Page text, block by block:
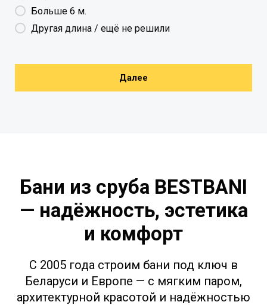
Больше 6 м.
Другая длина / ещё не решили
Далее
Бани из сруба BESTBANI
— надёжность, эстетика
и комфорт
С 2005 года строим бани под ключ в
Беларуси и Европе — с мягким паром,
архитектурной красотой и надёжностью